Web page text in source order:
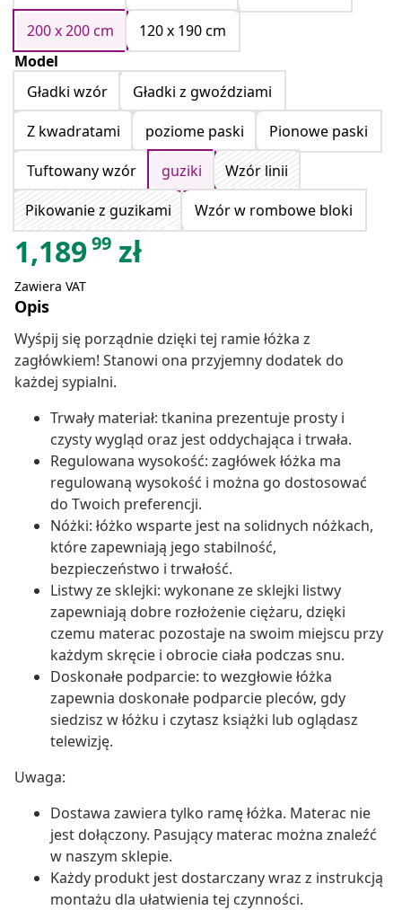
200 x 200 cm
120 x 190 cm
Model
Gładki wzór
Gładki z gwoździami
Z kwadratami
poziome paski
Pionowe paski
Tuftowany wzór
guziki
Wzór linii
Pikowanie z guzikami
Wzór w rombowe bloki
1,18999 zł
Zawiera VAT
Opis
Wyśpij się porządnie dzięki tej ramie łóżka z
zagłówkiem! Stanowi ona przyjemny dodatek do
każdej sypialni.
Trwały materiał: tkanina prezentuje prosty i
czysty wygląd oraz jest oddychająca i trwała.
Regulowana wysokość: zagłówek łóżka ma
regulowaną wysokość i można go dostosować
do Twoich preferencji.
Nóżki: łóżko wsparte jest na solidnych nóżkach,
które zapewniają jego stabilność,
bezpieczeństwo i trwałość.
Listwy ze sklejki: wykonane ze sklejki listwy
zapewniają dobre rozłożenie ciężaru, dzięki
czemu materac pozostaje na swoim miejscu przy
każdym skręcie i obrocie ciała podczas snu.
Doskonałe podparcie: to wezgłowie łóżka
zapewnia doskonałe podparcie pleców, gdy
siedzisz w łóżku i czytasz książki lub oglądasz
telewizję.
Uwaga:
Dostawa zawiera tylko ramę łóżka. Materac nie
jest dołączony. Pasujący materac można znaleźć
w naszym sklepie.
Każdy produkt jest dostarczany wraz z instrukcją
montażu dla ułatwienia tej czynności.